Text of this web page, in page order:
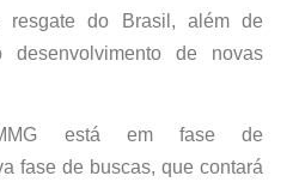
resgate do Brasil, além de
desenvolvimento de novas
está em fase de
fase de buscas, que contará